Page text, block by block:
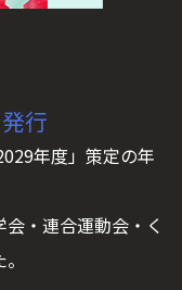
行
年度」策定の年
・連合運動会・く